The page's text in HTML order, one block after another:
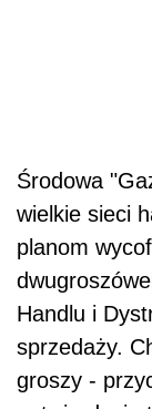
Środowa
wielkie sieci
planom
Handlu i
sprzedaży.
groszy -